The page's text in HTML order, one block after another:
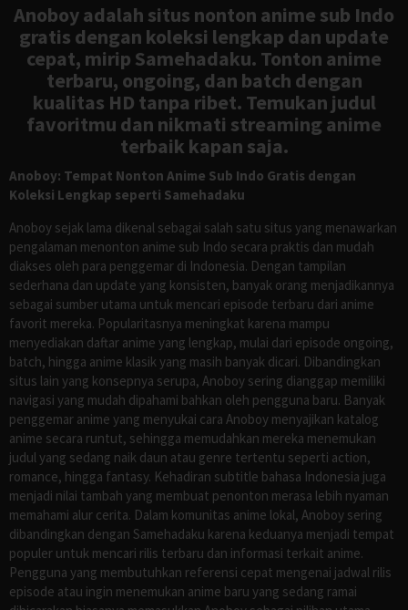
Anoboy adalah situs nonton anime sub Indo
gratis dengan koleksi lengkap dan update
cepat, mirip Samehadaku. Tonton anime
terbaru, ongoing, dan batch dengan
kualitas HD tanpa ribet. Temukan judul
favoritmu dan nikmati streaming anime
terbaik kapan saja.
Anoboy: Tempat Nonton Anime Sub Indo Gratis dengan
Koleksi Lengkap seperti Samehadaku
Anoboy sejak lama dikenal sebagai salah satu situs yang menawarkan
pengalaman menonton anime sub Indo secara praktis dan mudah
diakses oleh para penggemar di Indonesia. Dengan tampilan
sederhana dan update yang konsisten, banyak orang menjadikannya
sebagai sumber utama untuk mencari episode terbaru dari anime
favorit mereka. Popularitasnya meningkat karena mampu
menyediakan daftar anime yang lengkap, mulai dari episode ongoing,
batch, hingga anime klasik yang masih banyak dicari. Dibandingkan
situs lain yang konsepnya serupa, Anoboy sering dianggap memiliki
navigasi yang mudah dipahami bahkan oleh pengguna baru. Banyak
penggemar anime yang menyukai cara Anoboy menyajikan katalog
anime secara runtut, sehingga memudahkan mereka menemukan
judul yang sedang naik daun atau genre tertentu seperti action,
romance, hingga fantasy. Kehadiran subtitle bahasa Indonesia juga
menjadi nilai tambah yang membuat penonton merasa lebih nyaman
memahami alur cerita. Dalam komunitas anime lokal, Anoboy sering
dibandingkan dengan Samehadaku karena keduanya menjadi tempat
populer untuk mencari rilis terbaru dan informasi terkait anime.
Pengguna yang membutuhkan referensi cepat mengenai jadwal rilis
episode atau ingin menemukan anime baru yang sedang ramai